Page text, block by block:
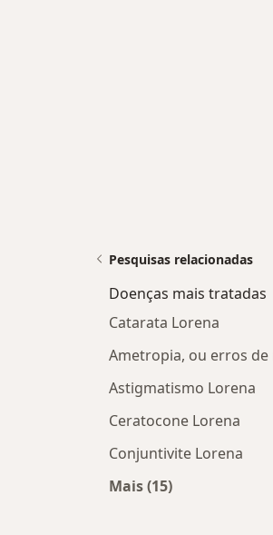
Pesquisas relacionadas
Doenças mais tratadas
Catarata Lorena
Ametropia, ou erros
Astigmatismo Lorena
Ceratocone Lorena
Conjuntivite Lorena
Mais (15)